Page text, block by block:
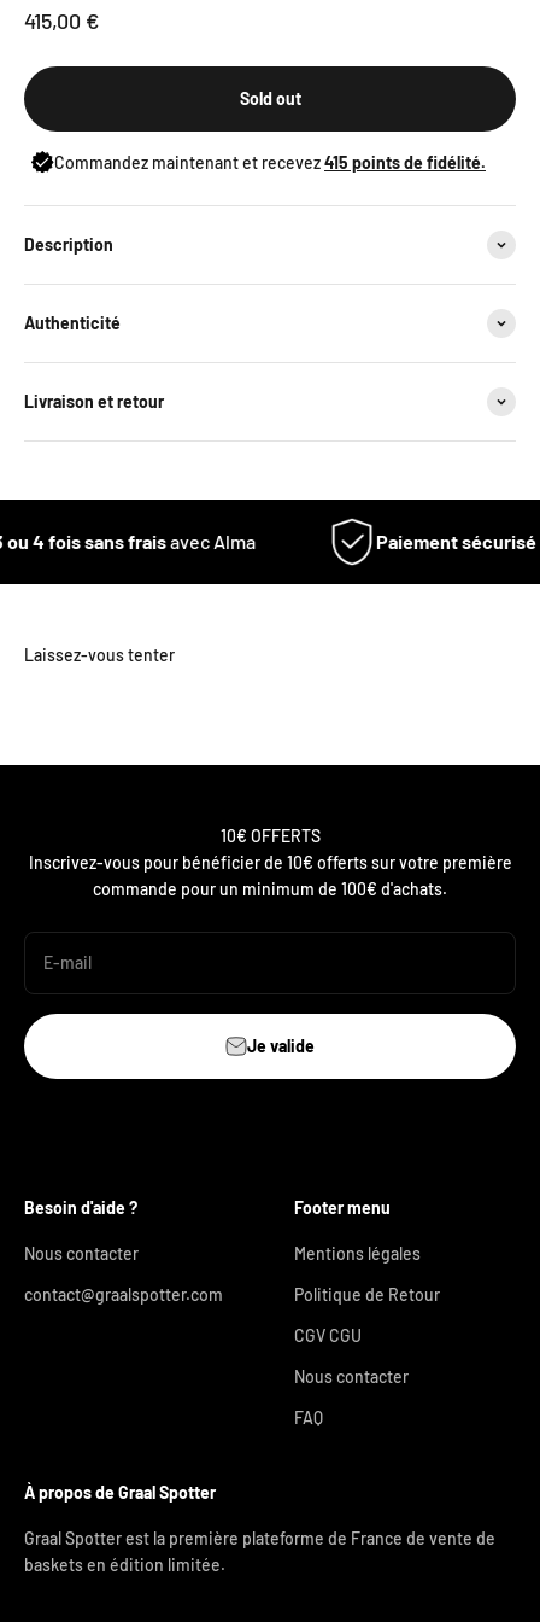
Sale price
415,00 €
Sold out
Commandez maintenant et recevez415 points de fidélité.
Description
Authenticité
Livraison et retour
ou 4 fois sans fraisavec Alma Paiement sécurisé
10€ OFFERTS
Inscrivez-vous pour bénéficier de 10€ offerts sur votre première
commande pour un minimum de 100€ d'achats.
E-mail
Je valide
Besoin d'aide ?
Nous contacter
contact@graalspotter.com
À propos de Graal Spotter
Graal Spotter est la première plateforme de France de vente de
baskets en édition limitée.
Footer menu
Mentions légales
Politique de Retour
CGV CGU
Nous contacter
FAQ